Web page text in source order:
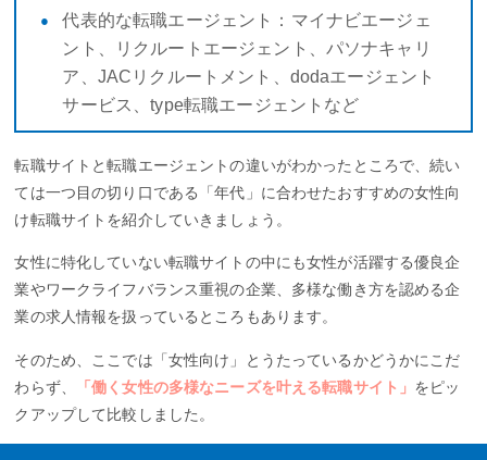
代表的な転職エージェント：マイナビエージェ
ント、リクルートエージェント、パソナキャリ
ア、JACリクルートメント、dodaエージェント
サービス、type転職エージェントなど
転職サイトと転職エージェントの違いがわかったところで、続い
ては一つ目の切り口である「年代」に合わせたおすすめの女性向
け転職サイトを紹介していきましょう。
女性に特化していない転職サイトの中にも女性が活躍する優良企
業やワークライフバランス重視の企業、多様な働き方を認める企
業の求人情報を扱っているところもあります。
そのため、ここでは「女性向け」とうたっているかどうかにこだ
わらず、
「働く女性の多様なニーズを叶える転職サイト」 をピッ
クアップして比較しました。